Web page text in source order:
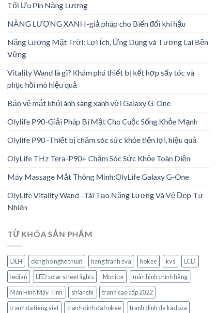
Tối Ưu Pin Năng Lượng
NĂNG LƯỢNG XANH-giả pháp cho Biến đổi khí hậu
Năng Lượng Mặt Trời: Lợi Ích, Ứng Dụng và Tương Lai Bền
Vững
Vitality Wand là gì? Khám phá thiết bị kết hợp sấy tóc và
phục hồi mô hiệu quả
Bảo vệ mắt khỏi ánh sáng xanh với Galaxy G-One
Olylife P90-Giải Pháp Bí Mật Cho Cuộc Sống Khỏe Mạnh
Olylife P90 -Thiết bị chăm sóc sức khỏe tiện lợi, hiệu quả
OlyLife THz Tera-P90+ Chăm Sóc Sức Khỏe Toàn Diện
Máy Massage Mắt Thông Minh:OlyLife Galaxy G-One
OlyLife Vitality Wand –Tái Tạo Năng Lượng Và Vẻ Đẹp Tự
Nhiên
TỪ KHÓA SẢN PHẨM
DLH dong ho nghe thuat hang tranh eva hokee kvs
LCD
ledian
LED solar street lights Monitor
màn hình chính hãng
Màn Hình Máy Tính
shianshi
tranh cao cấp 2022
tranh da tieng viet
tranh dinh da hokee tranh dinh da kadoza